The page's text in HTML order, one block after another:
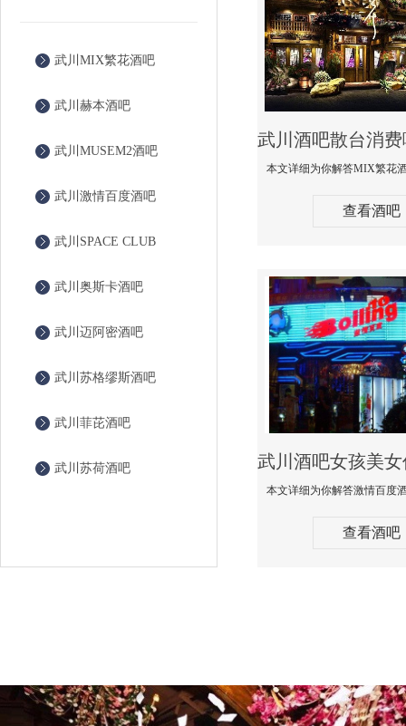
武川MIX繁花酒吧
武川赫本酒吧
武川MUSEM2酒吧
武川激情百度酒吧
武川SPACE CLUB
武川奥斯卡酒吧
武川迈阿密酒吧
武川苏格缪斯酒吧
武川菲芘酒吧
武川苏荷酒吧
查看酒吧
查看酒吧